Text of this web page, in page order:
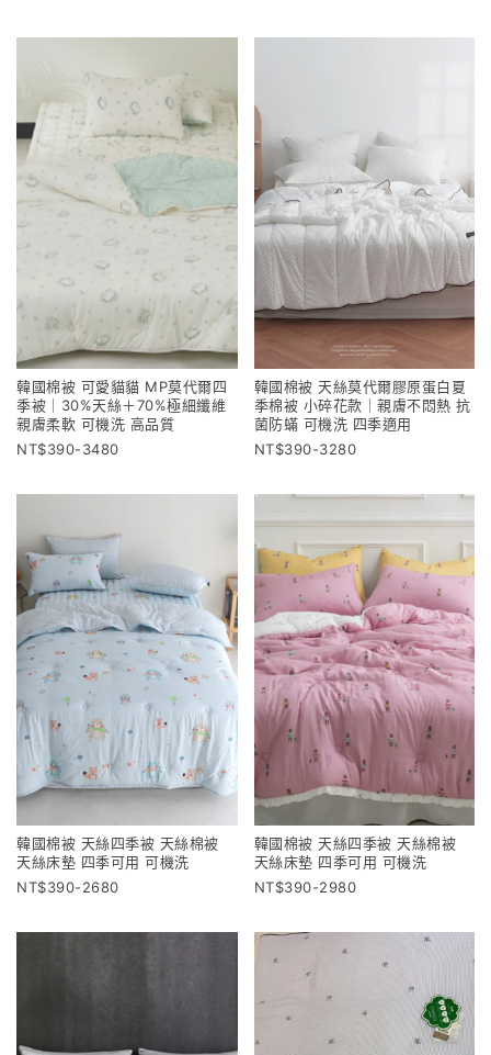
韓國棉被 可愛貓貓 MP莫代爾四
季被｜30%天絲＋70%極細纖維
親膚柔軟 可機洗 高品質
390-3480
韓國棉被 天絲莫代爾膠原蛋白夏
季棉被 小碎花款｜親膚不悶熱 抗
菌防蟎 可機洗 四季適用
390-3280
韓國棉被 天絲四季被 天絲棉被
天絲床墊 四季可用 可機洗
390-2680
韓國棉被 天絲四季被 天絲棉被
天絲床墊 四季可用 可機洗
390-2980